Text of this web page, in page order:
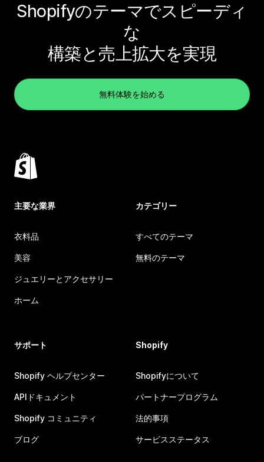
Shopifyのテーマでスピーディ
な
構築と売上拡大を実現
無料体験を始める
主要な業界
衣料品
美容
ジュエリーとアクセサリー
ホーム
カテゴリー
すべてのテーマ
無料のテーマ
サポート
Shopify ヘルプセンター
APIドキュメント
Shopify コミュニティ
ブログ
Shopify
Shopifyについて
パートナープログラム
法的事項
サービスステータス